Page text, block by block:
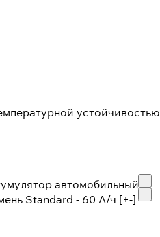
устойчивостью
автомобильный
Standard - 60 А/ч [+-]